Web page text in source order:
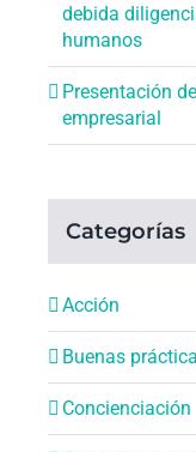
debida
humanos
Presentación
empresarial
Categorías
Acción
Buenas
Concienciación